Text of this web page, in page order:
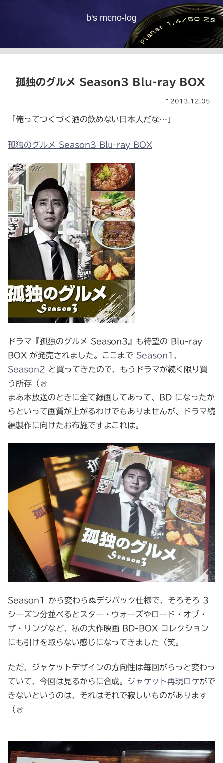
b's mono-log
孤独のグルメ Season3 Blu-ray BOX
2013.12.05
「俺ってつくづく酒の飲めない日本人だな…」
孤独のグルメ Season3 Blu-ray BOX
ドラマ『孤独のグルメ Season3』も待望の Blu-ray
BOX が発売されました。ここまで Season1 、
Season2 と買ってきたので、もうドラマが続く限り買
う所存（ぉ
まあ本放送のときに全て録画してあって、BD になったか
らといって画質が上がるわけでもありませんが、ドラマ続
編製作に向けたお布施ですよこれは。
Season1 から変わらぬデジパック仕様で、そろそろ 3
シーズン分並べるとスター・ウォーズやロード・オブ・
ザ・リングなど、私の大作映画 BD-BOX コレクション
にも引けを取らない感じになってきました（笑。
ただ、ジャケットデザインの方向性は毎回がらっと変わっ
ていて、今回は見るからに合成。 ジャケット再現ロケがで
きないというのは、それはそれで寂しいものがあります
（ぉ